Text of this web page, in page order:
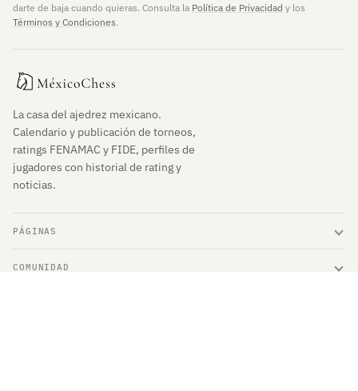
darte de baja cuando quieras. Consulta la Política de Privacidad y los
Términos y Condiciones.
La casa del ajedrez mexicano.
Calendario y publicación de torneos,
ratings FENAMAC y FIDE, perfiles de
jugadores con historial de rating y
noticias.
PÁGINAS
COMUNIDAD